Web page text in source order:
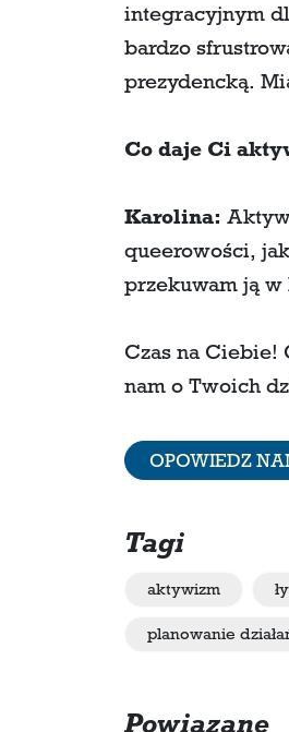
integracyjnym
bardzo
prezydencką.
Co daje Ci
Karolina:
queerowości,
przekuwam ją w
Czas na Ciebie!
nam o Twoich
OPOWIEDZ
Tagi
aktywizm
planowanie